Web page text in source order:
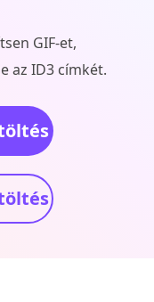
GIF-et,
az ID3 címkét.